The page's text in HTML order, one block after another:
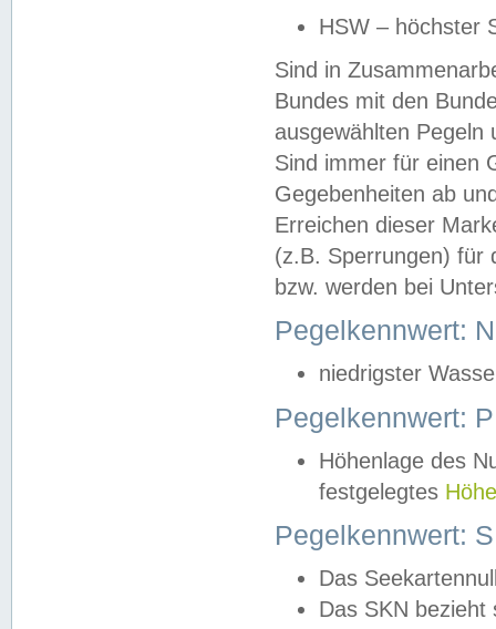
HSW – höchster
Sind in
Bundes mit den
ausgewählten
Sind immer für einen
Gegebenheiten ab
Erreichen dieser
(z.B. Sperrungen) für
bzw. werden bei
Pegelkennwert:
niedrigster
Pegelkennwert:
Höhenlage des
festgelegtes
Pegelkennwert:
Das
Das SKN